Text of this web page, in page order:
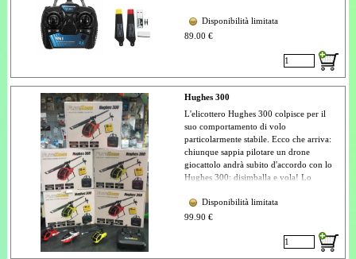
Disponibilità limitata
89.00 €
Hughes 300
L'elicottero Hughes 300 colpisce per il
suo comportamento di volo
particolarmente stabile. Ecco che arriva:
chiunque sappia pilotare un drone
giocattolo andrà subito d'accordo con lo
Hughes 300: disimballa e vola! Lo
rapido sviluppo della tecnologia dei
droni. Funzioni come il decollo
la semplice pressione di un pulsante sono
Disponibilità limitata
99.90 €